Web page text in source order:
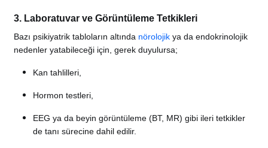
3. Laboratuvar ve Görüntüleme Tetkikleri
Bazı psikiyatrik tabloların altında nörolojik ya da endokrinolojik
nedenler yatabileceği için, gerek duyulursa;
Kan tahlilleri,
Hormon testleri,
EEG ya da beyin görüntüleme (BT, MR) gibi ileri tetkikler
de tanı sürecine dahil edilir.